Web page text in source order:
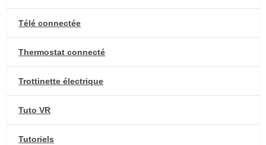
Télé connectée
Thermostat connecté
Trottinette électrique
Tuto VR
Tutoriels